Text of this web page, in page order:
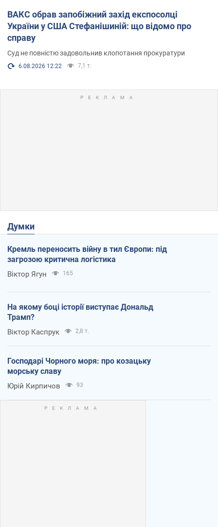
ВАКС обрав запобіжний захід експосолці
України у США Стефанішиній: що відомо про
справу
Суд не повністю задовольнив клопотання прокуратури
6.08.2026 12:22 7,1 т.
Думки
Кремль переносить війну в тил Європи: під
загрозою критична логістика
Віктор Ягун 165
На якому боці історії виступає Дональд
Трамп?
Віктор Каспрук 2,8 т.
Господарі Чорного моря: про козацьку
морську славу
Юрій Кирпичов 93